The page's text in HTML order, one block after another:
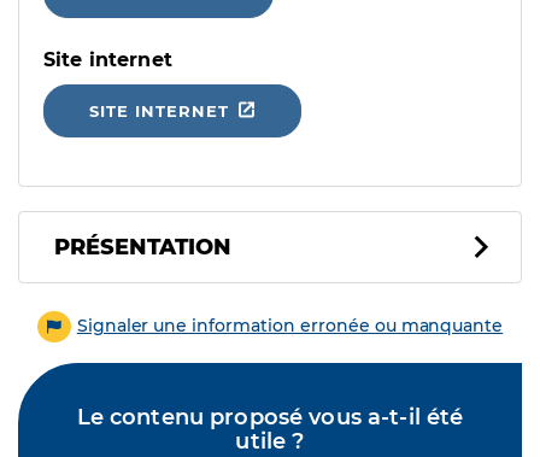
Site internet
SITE INTERNET
PRÉSENTATION
Signaler une information erronée ou manquante
Le contenu proposé vous a-t-il été
utile ?